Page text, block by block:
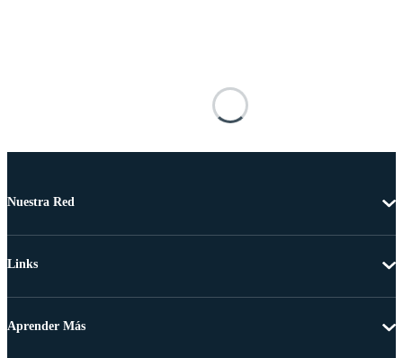
Nuestra Red
Links
Aprender Más